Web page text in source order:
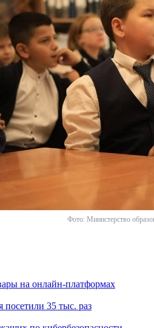
Фото: Министерство
на онлайн-платформах
посетили 35 тыс. раз